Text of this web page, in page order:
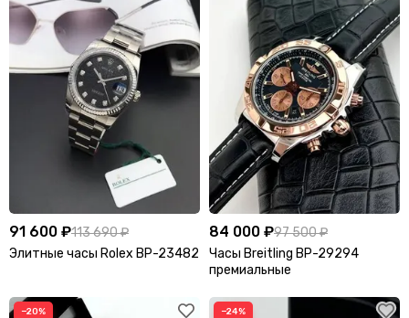
91 600 ₽113 690 ₽
Элитные часы Rolex BP-23482
84 000 ₽97 500 ₽
Часы Breitling BP-29294
премиальные
−20% −24%